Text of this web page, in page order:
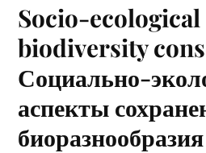
Socio-ecological
biodiversity
Социально-
аспекты
биоразнообразия